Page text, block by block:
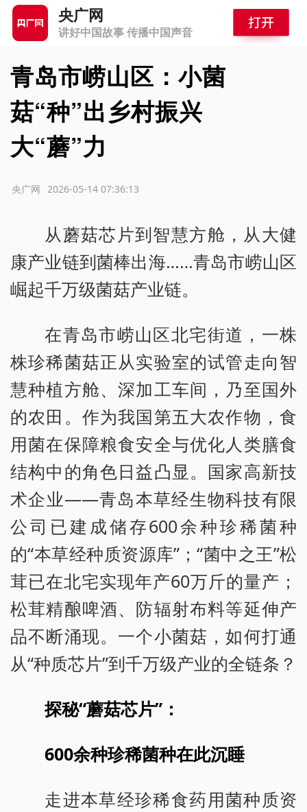
央广网
讲好中国故事 传播中国声音
青岛市崂山区：小菌
菇“种”出乡村振兴
大“蘑”力
2026-05-14 07:36:13
央广网
从蘑菇芯片到智慧方舱，从大健
康产业链到菌棒出海……青岛市崂山区
崛起千万级菌菇产业链。
在青岛市崂山区北宅街道，一株
株珍稀菌菇正从实验室的试管走向智
慧种植方舱、深加工车间，乃至国外
的农田。作为我国第五大农作物，食
用菌在保障粮食安全与优化人类膳食
结构中的角色日益凸显。国家高新技
术企业——青岛本草经生物科技有限
公司已建成储存600余种珍稀菌种
的“本草经种质资源库”；“菌中之王”松
茸已在北宅实现年产60万斤的量产；
松茸精酿啤酒、防辐射布料等延伸产
品不断涌现。一个小菌菇，如何打通
从“种质芯片”到千万级产业的全链条？
探秘“蘑菇芯片”：
600余种珍稀菌种在此沉睡
走进本草经珍稀食药用菌种质资